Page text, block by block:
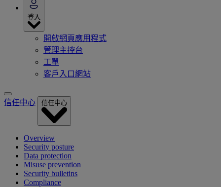
登入
開啟網頁應用程式
管理主控台
工單
客戶入口網站
信任中心 信任中心
Overview
Security posture
Data protection
Misuse prevention
Security bulletins
Compliance